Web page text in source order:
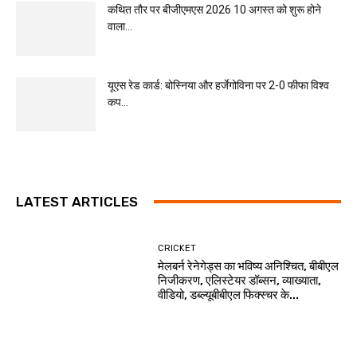
कथित तौर पर बीजीएमएस 2026 10 अगस्त को शुरू होने
वाला...
यूएस रेड कार्ड: बोस्निया और हर्जेगोविना पर 2-0 फीफा विश्व
कप...
LATEST ARTICLES
CRICKET
मेलबर्न रेनेगेड्स का भविष्य अनिश्चित, बीबीएल
निजीकरण, एलिस्टेयर डॉब्सन, व्याख्याता,
वीडियो, डब्ल्यूबीबीएल फिक्स्चर के...